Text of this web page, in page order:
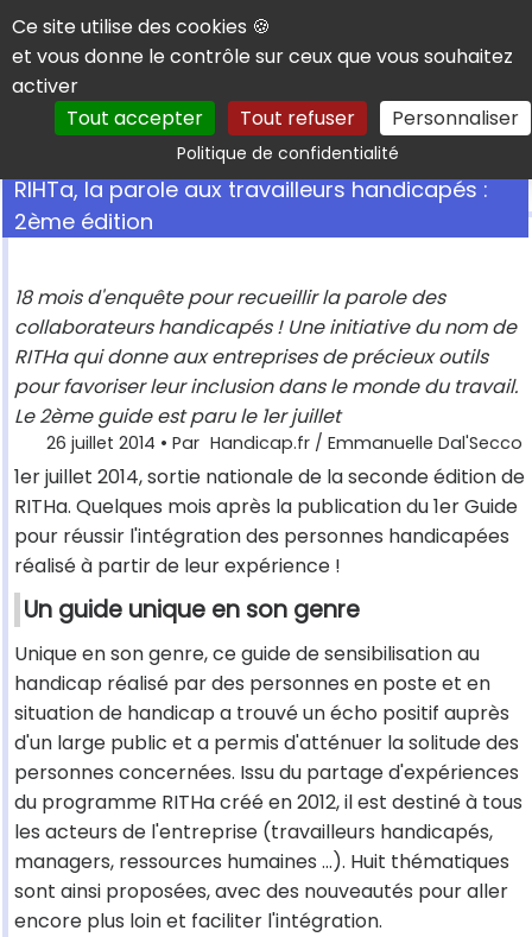
Panneau de gestion des cookies
Ce site utilise des cookies 🍪
et vous donne le contrôle sur ceux que vous souhaitez
activer
Tout accepter
Tout refuser Personnaliser
Politique de confidentialitéRechercher
RIHTa, la parole aux travailleurs handicapés :
2ème édition
18 mois d'enquête pour recueillir la parole des
collaborateurs handicapés ! Une initiative du nom de
RITHa qui donne aux entreprises de précieux outils
pour favoriser leur inclusion dans le monde du travail.
Le 2ème guide est paru le 1er juillet
26 juillet 2014 • Par Handicap.fr / Emmanuelle Dal'Secco
1er juillet 2014, sortie nationale de la seconde édition de
RITHa. Quelques mois après la publication du 1er Guide
pour réussir l'intégration des personnes handicapées
réalisé à partir de leur expérience !
Un guide unique en son genre
Unique en son genre, ce guide de sensibilisation au
handicap réalisé par des personnes en poste et en
situation de handicap a trouvé un écho positif auprès
d'un large public et a permis d'atténuer la solitude des
personnes concernées. Issu du partage d'expériences
du programme RITHa créé en 2012, il est destiné à tous
les acteurs de l'entreprise (travailleurs handicapés,
managers, ressources humaines …). Huit thématiques
sont ainsi proposées, avec des nouveautés pour aller
encore plus loin et faciliter l'intégration.